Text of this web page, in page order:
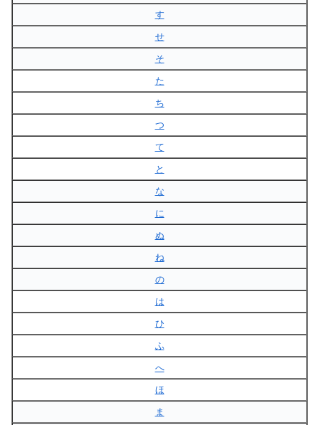
す
せ
そ
た
ち
つ
て
と
な
に
ぬ
ね
の
は
ひ
ふ
へ
ほ
ま